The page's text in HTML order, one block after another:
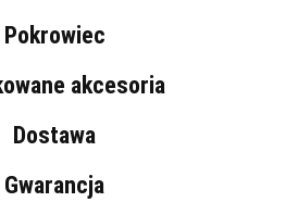
Pokrowiec
akcesoria
Dostawa
Gwarancja